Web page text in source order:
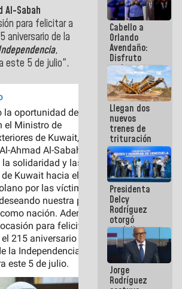
Al-Sabah
para felicitar a
aniversario de la
,
este 5 de julio".
Cabello a
Orlando
Avendaño:
Disfruto
cada vez
que escribes
porque lo
que haces
es
embarrarla
Llegan dos
nuevos
trenes de
trituración
para
optimizar
manejo de
escombros
en La Guaira
Presidenta
Delcy
Rodríguez
otorgó
medalla
"Héroe de
Venezuela"
a servidores
públicos
Jorge
Rodríguez